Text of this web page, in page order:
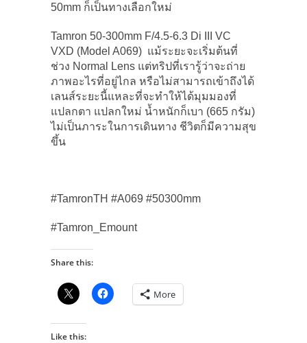
50mm ก็เป็นทางเลือกใหม่
Tamron 50-300mm F/4.5-6.3 Di III VC
VXD (Model A069) แม้ระยะจะเริ่มต้นที่
ช่วง Normal Lens แต่ทริปที่เรารู้ว่าจะถ่าย
ภาพอะไรที่อยู่ไกล หรือไม่สามารถเข้าถึงได้
เลนส์ระยะนี้แหละที่จะทำให้ได้มุมมองที่
แปลกตา แปลกใหม่ น้ำหนักก็เบา (665 กรัม)
ไม่เป็นภาระในการเดินทาง ชีวิตก็มีความสุข
ขึ้น
#TamronTH #A069 #50300mm
#Tamron_Emount
Share this:
More
Like this: